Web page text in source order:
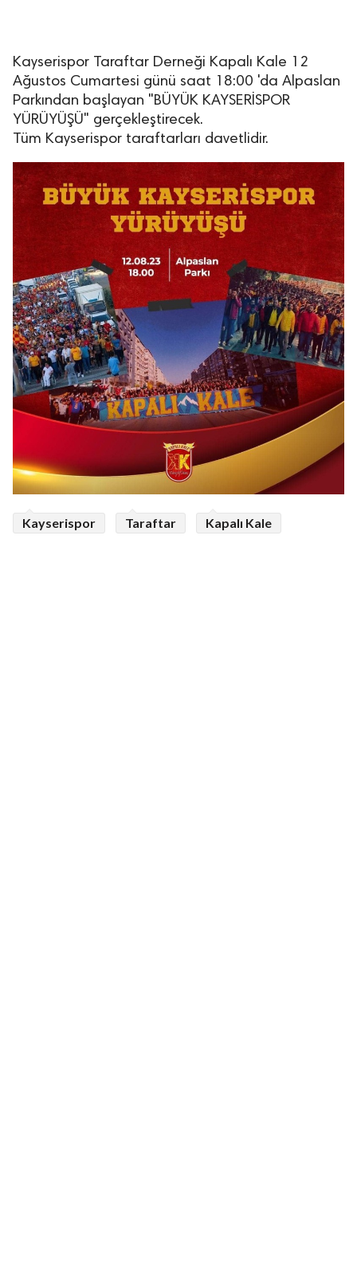
Kayserispor Taraftar Derneği Kapalı Kale 12
Ağustos Cumartesi günü saat 18:00 'da Alpaslan
Parkından başlayan "BÜYÜK KAYSERİSPOR
YÜRÜYÜŞÜ" gerçekleştirecek.
Tüm Kayserispor taraftarları davetlidir.
Kayserispor Taraftar Kapalı Kale